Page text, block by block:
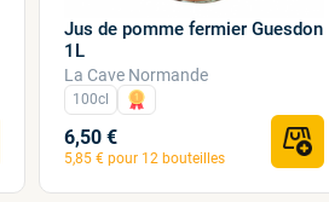
Jus de pomme fermier Guesdon
1L
La Cave Normande
100cl
6,50 €
5,85 € pour 12 bouteilles